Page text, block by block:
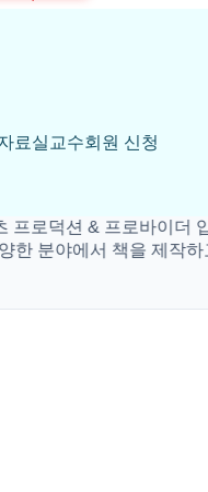
료실 교수회원 신청
션 & 프로바이더 입니다.
야에서 책을 제작하고 있